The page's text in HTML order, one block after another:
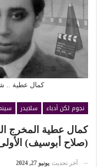
كمال عطية ..
نجوم لكن أدباء سلايدر
كمال عطية المخرج
(صلاح أبوسيف)
آخر تحديث يونيو 27, 2024